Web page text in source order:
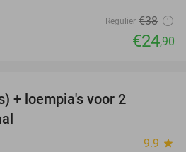
Regulier €38
€24,90
+ loempia's voor 2
9.9 star